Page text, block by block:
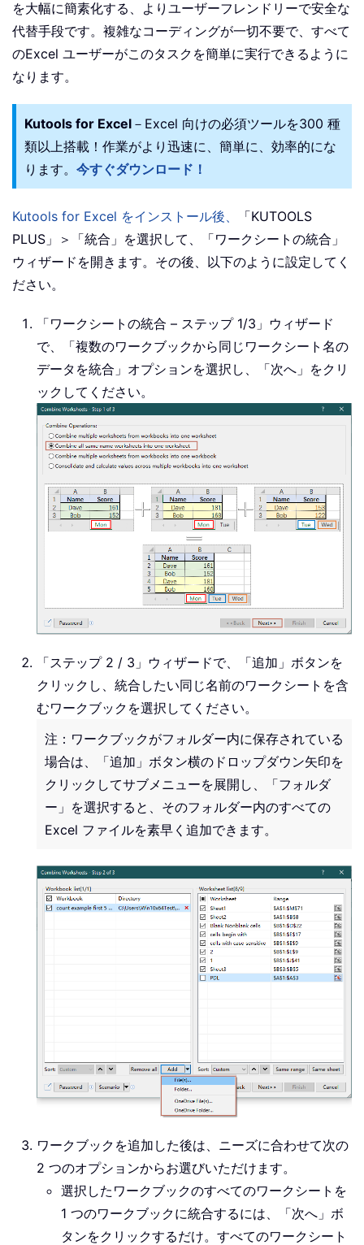
を大幅に簡素化する、よりユーザーフレンドリーで安全な
代替手段です。複雑なコーディングが一切不要で、すべて
のExcel ユーザーがこのタスクを簡単に実行できるように
なります。
Kutools for Excel －Excel 向けの必須ツールを300 種
類以上搭載！作業がより迅速に、簡単に、効率的にな
ります。 今すぐダウンロード！
Kutools for Excel をインストール後、
「KUTOOLS
PLUS」＞「統合」を選択して、「ワークシートの統合」
ウィザードを開きます。その後、以下のように設定してく
ださい。
「ワークシートの統合 – ステップ 1/3」ウィザード
で、「複数のワークブックから同じワークシート名の
データを統合」オプションを選択し、「次へ」をクリ
ックしてください。
「ステップ 2 / 3」ウィザードで、「追加」ボタンを
クリックし、統合したい同じ名前のワークシートを含
むワークブックを選択してください。
注：ワークブックがフォルダー内に保存されている
場合は、「追加」ボタン横のドロップダウン矢印を
クリックしてサブメニューを展開し、「フォルダ
ー」を選択すると、そのフォルダー内のすべての
Excel ファイルを素早く追加できます。
ワークブックを追加した後は、ニーズに合わせて次の
2 つのオプションからお選びいただけます。
選択したワークブックのすべてのワークシートを
1 つのワークブックに統合するには、「次へ」ボ
タンをクリックするだけ。すべてのワークシート